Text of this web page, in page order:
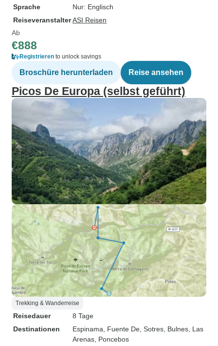
Sprache
Nur: Englisch
ReiseveranstalterASI Reisen
Ab
€888
Registrieren to unlock savings
Broschüre herunterladen Reise ansehen
Picos De Europa (selbst geführt)
Trekking & Wanderreise
Reisedauer
8 Tage
Destinationen
Espinama , Fuente De , Sotres , Bulnes , Las
Arenas , Poncebos